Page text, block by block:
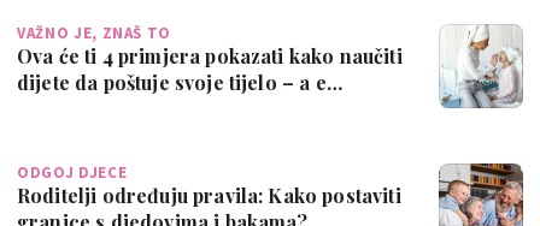
VAŽNO JE, ZNAŠ TO
Ova će ti 4 primjera pokazati kako naučiti
dijete da poštuje svoje tijelo – a e…
ODGOJ DJECE
Roditelji određuju pravila: Kako postaviti